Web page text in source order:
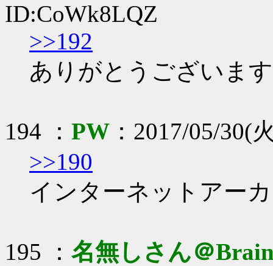
ID:CoWk8LQZ
>>192
ありがとうございま
194 ： PW ：2017/05/30(
>>190
インターネットアー
195 ： 名無しさん＠